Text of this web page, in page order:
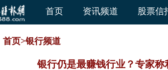
首页 资讯频道 股票信
首页>银行频道
银行仍是最赚钱行业？专家称